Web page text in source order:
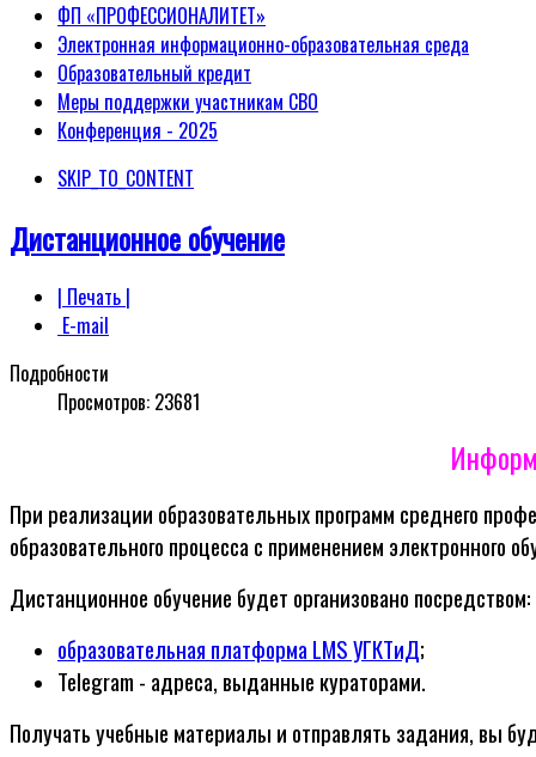
ФП «ПРОФЕССИОНАЛИТЕТ»
Электронная информационно-образовательная среда
Образовательный кредит
Меры поддержки участникам СВО
Конференция - 2025
SKIP_TO_CONTENT
Дистанционное обучение
| Печать |
E-mail
Подробности
Просмотров: 23681
При реализации образовательных программ среднего
образовательного процесса с применением электронного
Дистанционное обучение будет организовано посредством:
образовательная платформа LMS УГКТиД;
Telegram - адреса, выданные кураторами.
Получать учебные материалы и отправлять задания, вы